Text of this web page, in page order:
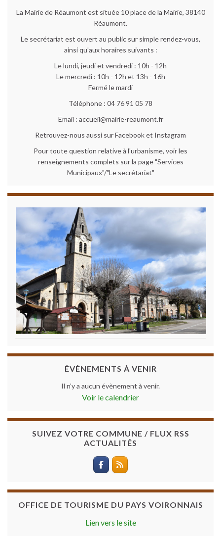
La Mairie de Réaumont est située 10 place de la Mairie, 38140
Réaumont.
Le secrétariat est ouvert au public sur simple rendez-vous,
ainsi qu'aux horaires suivants :
Le lundi, jeudi et vendredi : 10h - 12h
Le mercredi : 10h - 12h et 13h - 16h
Fermé le mardi
Téléphone : 04 76 91 05 78
Email : accueil@mairie-reaumont.fr
Retrouvez-nous aussi sur Facebook et Instagram
Pour toute question relative à l'urbanisme, voir les
renseignements complets sur la page "Services
Municipaux"/"Le secrétariat"
ÉVÈNEMENTS À VENIR
Il n’y a aucun évènement à venir.
Voir le calendrier
SUIVEZ VOTRE COMMUNE / FLUX RSS
ACTUALITÉS
OFFICE DE TOURISME DU PAYS VOIRONNAIS
Lien vers le site